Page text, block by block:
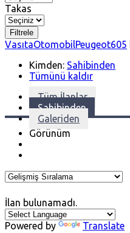
Takas
Filtrele
VasıtaOtomobilPeugeot605
Kimden: Sahibinden
Tümünü kaldır
Tüm İlanlar
Sahibinden
Galeriden
Görünüm
İlan bulunamadı.
Powered by Translate